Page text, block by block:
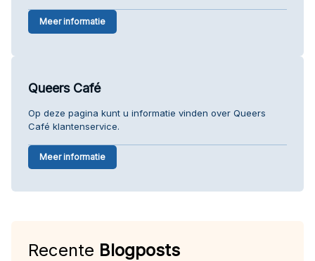
Meer informatie
Queers Café
Op deze pagina kunt u informatie vinden over Queers
Café klantenservice.
Meer informatie
Recente Blogposts